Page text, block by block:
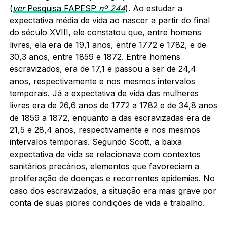
(verPesquisa FAPESP nº 244). Ao estudar a
expectativa média de vida ao nascer a partir do final
do século XVIII, ele constatou que, entre homens
livres, ela era de 19,1 anos, entre 1772 e 1782, e de
30,3 anos, entre 1859 e 1872. Entre homens
escravizados, era de 17,1 e passou a ser de 24,4
anos, respectivamente e nos mesmos intervalos
temporais. Já a expectativa de vida das mulheres
livres era de 26,6 anos de 1772 a 1782 e de 34,8 anos
de 1859 a 1872, enquanto a das escravizadas era de
21,5 e 28,4 anos, respectivamente e nos mesmos
intervalos temporais. Segundo Scott, a baixa
expectativa de vida se relacionava com contextos
sanitários precários, elementos que favoreciam a
proliferação de doenças e recorrentes epidemias. No
caso dos escravizados, a situação era mais grave por
conta de suas piores condições de vida e trabalho.